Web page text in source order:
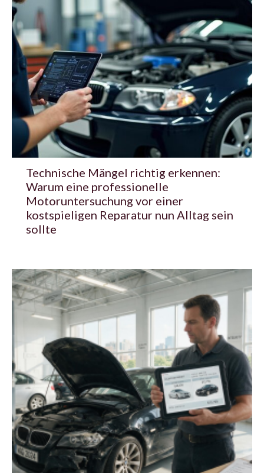
Technische Mängel richtig erkennen:
Warum eine professionelle
Motoruntersuchung vor einer
kostspieligen Reparatur nun Alltag sein
sollte